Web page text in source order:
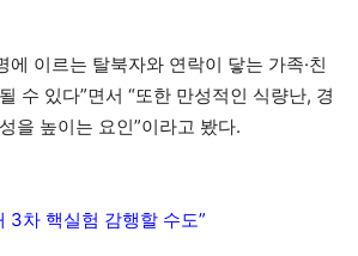
에 이르는 탈북자와 연락이 닿는 가족·친
수 있다”면서 “또한 만성적인 식량난, 경
을 높이는 요인”이라고 봤다.
3차 핵실험 감행할 수도”